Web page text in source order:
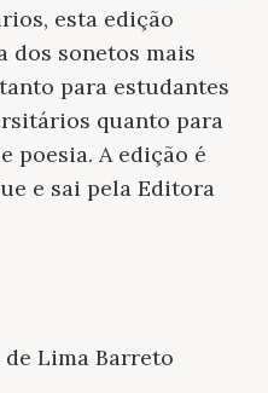
esta edição
sonetos mais
para estudantes
quanto para
poesia. A edição é
e sai pela Editora
Lima Barreto